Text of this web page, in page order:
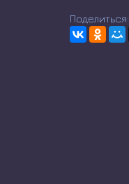
Поделиться: